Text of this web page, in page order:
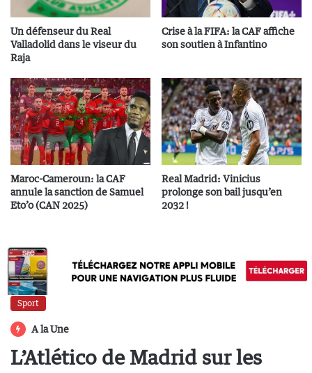
Un défenseur du Real
Valladolid dans le viseur du
Raja
Crise à la FIFA: la CAF affiche
son soutien à Infantino
Maroc-Cameroun: la CAF
annule la sanction de Samuel
Eto’o (CAN 2025)
Real Madrid: Vinicius
prolonge son bail jusqu’en
2032 !